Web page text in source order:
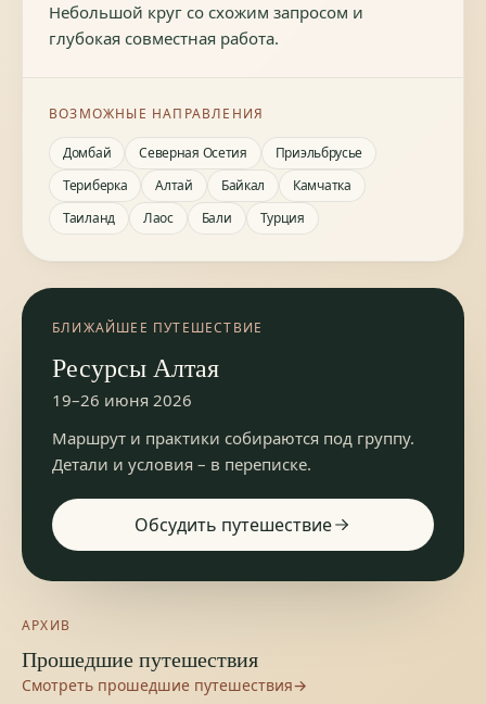
Небольшой круг со схожим запросом и
глубокая совместная работа.
ВОЗМОЖНЫЕ НАПРАВЛЕНИЯ
Домбай Северная Осетия
Приэльбрусье
Териберка
Алтай Байкал
Камчатка
Таиланд
Лаос Бали Турция
БЛИЖАЙШЕЕ ПУТЕШЕСТВИЕ
Ресурсы Алтая
19–26 июня 2026
Маршрут и практики собираются под группу.
Детали и условия – в переписке.
Обсудить путешествие
АРХИВ
Прошедшие путешествия
Смотреть прошедшие путешествия→